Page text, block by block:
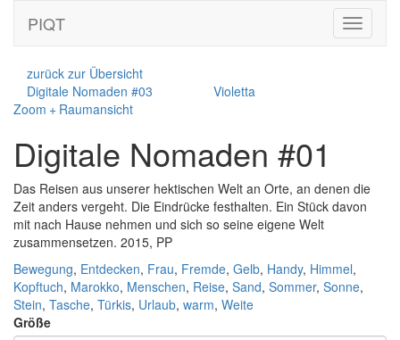
Toggle
PIQT
zurück zur Übersicht
Digitale Nomaden #03
Violetta
Zoom + Raumansicht
Digitale Nomaden #01
Das Reisen aus unserer hektischen Welt an Orte, an denen die
Zeit anders vergeht. Die Eindrücke festhalten. Ein Stück davon
mit nach Hause nehmen und sich so seine eigene Welt
zusammensetzen. 2015, PP
Bewegung, Entdecken, Frau, Fremde, Gelb, Handy, Himmel,
Kopftuch, Marokko, Menschen, Reise, Sand, Sommer, Sonne,
Stein, Tasche, Türkis, Urlaub, warm, Weite
Größe